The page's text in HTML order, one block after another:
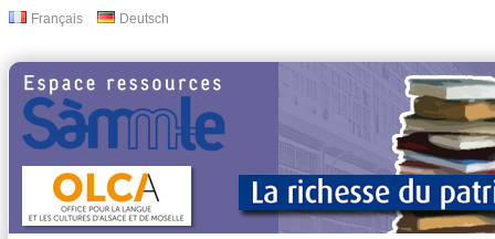
Français Deutsch